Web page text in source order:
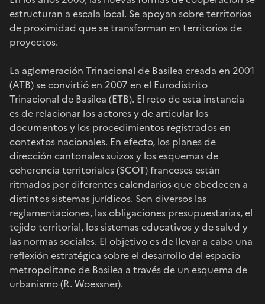
estructuran a escala local. Se apoyan sobre territorios
de proximidad que se transforman en territorios de
proyectos.
La aglomeración Trinacional de Basilea creada en 2001
(ATB) se convirtió en 2007 en el Eurodistrito
Trinacional de Basilea (ETB). El reto de esta instancia
es de relacionar los actores y de articular los
documentos y los procedimientos registrados en
contextos nacionales. En efecto, los planes de
dirección cantonales suizos y los esquemas de
coherencia territoriales (SCOT) franceses están
ritmados por diferentes calendarios que obedecen a
distintos sistemas jurídicos. Son diversos las
reglamentaciones, las obligaciones presupuestarias, el
tejido territorial, los sistemas educativos y de salud y
las normas sociales. El objetivo es de llevar a cabo una
reflexión estratégica sobre el desarrollo del espacio
metropolitano de Basilea a través de un esquema de
urbanismo (R. Woessner).